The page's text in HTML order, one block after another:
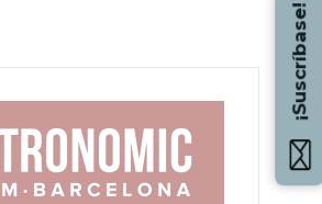
¡Suscríbase!